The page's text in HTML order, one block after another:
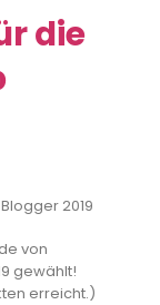
die
2019
von
gewählt!
erreicht.)